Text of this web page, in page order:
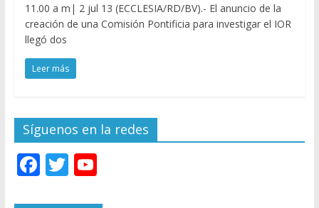
11.00 a m| 2 jul 13 (ECCLESIA/RD/BV).- El anuncio de la
creación de una Comisión Pontificia para investigar el IOR
llegó dos
Leer más
Síguenos en la redes
F T Y